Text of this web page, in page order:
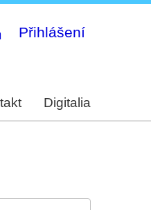
Přihlášení
Digitalia